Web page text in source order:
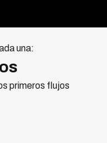
una:
primeros flujos